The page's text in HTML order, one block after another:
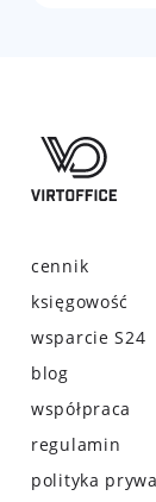
cennik
księgowość
wsparcie S24
blog
współpraca
regulamin
polityka